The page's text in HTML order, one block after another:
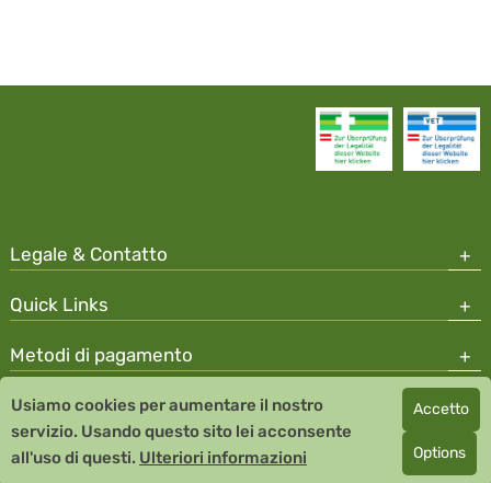
Legale & Contatto
Quick Links
Metodi di pagamento
Copyright © 2026 Team Santé Salvator Apotheke
Remedia Homeopathy GmbH GMP certified pharmaceutical
manufacturer
Usiamo cookies per aumentare il nostro
servizio. Usando questo sito lei acconsente
all'uso di questi. Ulteriori informazioni
Accetto
Options